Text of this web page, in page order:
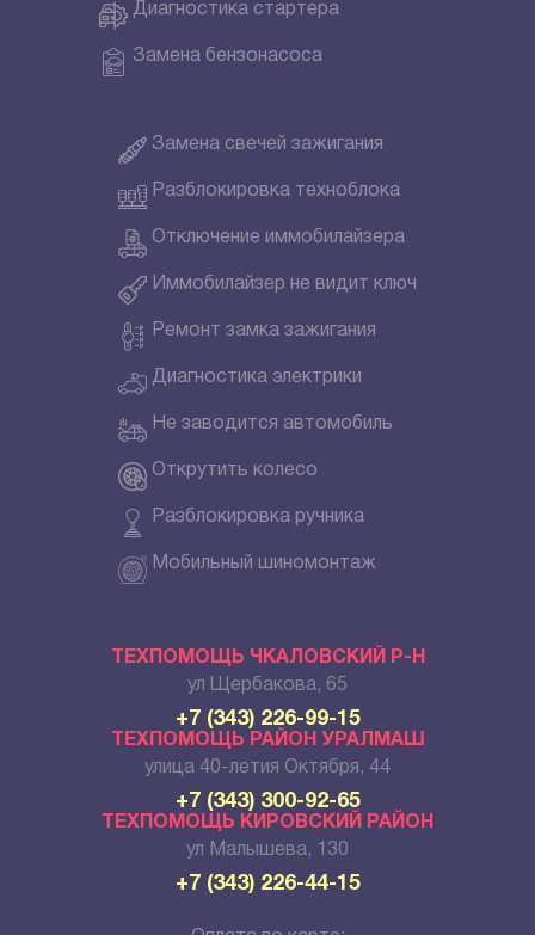
Диагностика стартера
Замена бензонасоса
Замена свечей зажигания
Разблокировка техноблока
Отключение иммобилайзера
Иммобилайзер не видит ключ
Ремонт замка зажигания
Диагностика электрики
Не заводится автомобиль
Открутить колесо
Разблокировка ручника
Мобильный шиномонтаж
ТЕХПОМОЩЬ ЧКАЛОВСКИЙ Р-Н
ул Щербакова, 65
+7 (343) 226-99-15
ТЕХПОМОЩЬ РАЙОН УРАЛМАШ
улица 40-летия Октября, 44
+7 (343) 300-92-65
ТЕХПОМОЩЬ КИРОВСКИЙ РАЙОН
ул Малышева, 130
+7 (343) 226-44-15